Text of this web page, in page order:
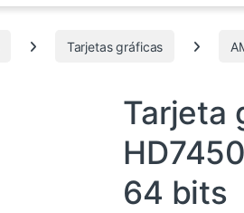
Tarjetas gráficas
Tarjeta
64 bits